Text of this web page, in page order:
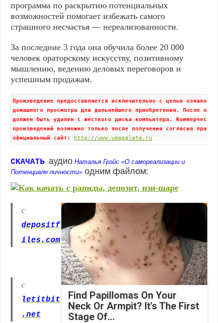
программа по раскрытию потенциальных
возможностей помогает избежать самого
страшного несчастья — нереализованности.
За последние 3 года она обучила более 20 000
человек ораторскому искусству, позитивному
мышлению, ведению деловых переговоров и
успешным продажам.
Произведение предоставляется исключительно с целью
домашнего просмотра для дальнейшего приобретения. После
должен быть удален с жесткого диска компьютера. Коммерческое
произведений возможно только после получения согласия
официальный сайт:
http://www.umapalata.ru
СКАЧАТЬ аудио Наталья Грэйс «О самореализации и
Потенциале личности» одним файлом:
Find Papillomas On Your
Neck Or Armpit? It's The First
Stage Of...
с
depositf
iles.com
с
letitbit
.net